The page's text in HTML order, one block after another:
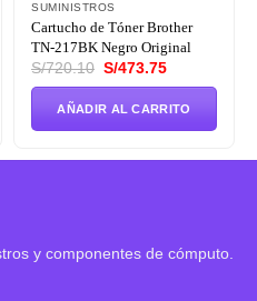
SUMINISTROS
Cartucho de Tóner Brother
TN-217BK Negro Original
S/720.10 El
era:
S/473.75El
es:
S/473.75.
AÑADIR AL CARRITO
y componentes de cómputo.